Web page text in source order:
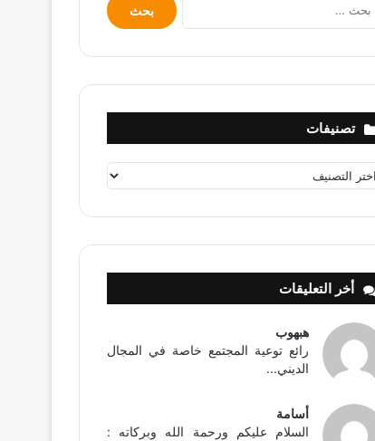
عن:
تصنيفات
أخر التعليقات
هبهوب
رائع توعية المجتمع خاصة في المجال
الديني...
أسامة
السلام عليكم ورحمة الله وبركاته :